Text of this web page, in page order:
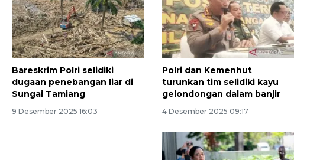
Bareskrim Polri selidiki
dugaan penebangan liar di
Sungai Tamiang
9 Desember 2025 16:03
Polri dan Kemenhut
turunkan tim selidiki kayu
gelondongan dalam banjir
4 Desember 2025 09:17